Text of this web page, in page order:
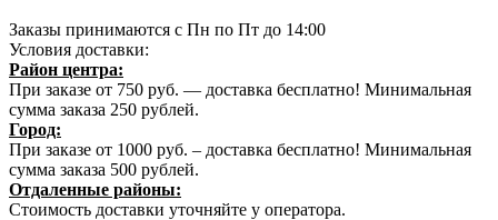
Заказы принимаются с Пн по Пт до 14:00
Условия доставки:
Район центра:
При заказе от 750 руб. — доставка бесплатно! Минимальная
сумма заказа 250 рублей.
Город:
При заказе от 1000 руб. – доставка бесплатно! Минимальная
сумма заказа 500 рублей.
Отдаленные районы:
Стоимость доставки уточняйте у оператора.